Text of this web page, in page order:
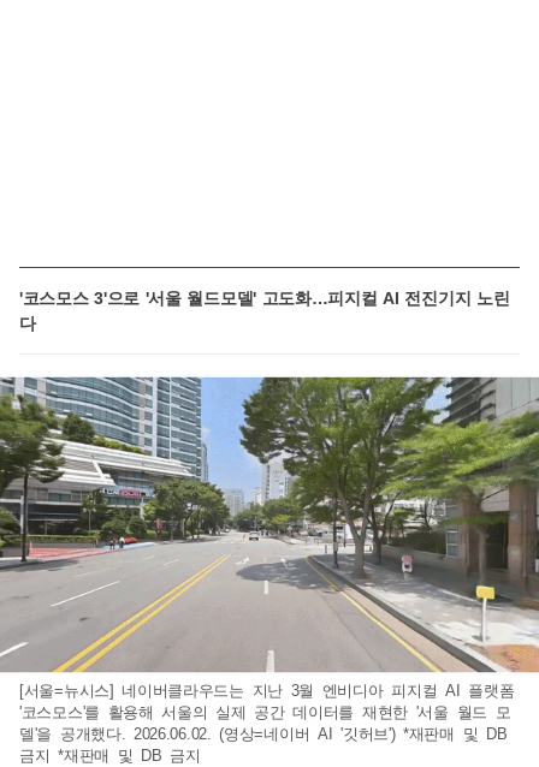
'코스모스 3'으로 '서울 월드모델' 고도화…피지컬 AI 전진기지 노린
다
[서울=뉴시스] 네이버클라우드는 지난 3월 엔비디아 피지컬 AI 플랫폼
'코스모스'를 활용해 서울의 실제 공간 데이터를 재현한 '서울 월드 모
델'을 공개했다. 2026.06.02. (영상=네이버 AI '깃허브') *재판매 및 DB
금지 *재판매 및 DB 금지